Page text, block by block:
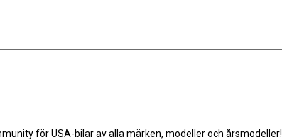
för USA-bilar av alla märken, modeller och årsmodeller!